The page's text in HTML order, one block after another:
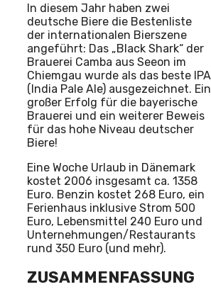
In diesem Jahr haben zwei
deutsche Biere die Bestenliste
der internationalen Bierszene
angeführt: Das „Black Shark“ der
Brauerei Camba aus Seeon im
Chiemgau wurde als das beste IPA
(India Pale Ale) ausgezeichnet. Ein
großer Erfolg für die bayerische
Brauerei und ein weiterer Beweis
für das hohe Niveau deutscher
Biere!
Eine Woche Urlaub in Dänemark
kostet 2006 insgesamt ca. 1358
Euro. Benzin kostet 268 Euro, ein
Ferienhaus inklusive Strom 500
Euro, Lebensmittel 240 Euro und
Unternehmungen/Restaurants
rund 350 Euro (und mehr).
ZUSAMMENFASSUNG